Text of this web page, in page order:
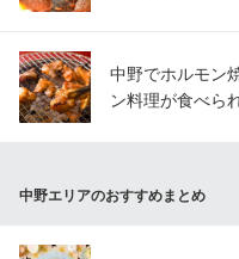
中野でホルモン
ン料理が食べら
中野エリアのおすすめまとめ